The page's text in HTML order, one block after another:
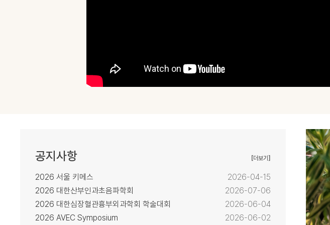
공지사항 [더보기]
2026 서울 키메스
2026-04-15
2026 대한산부인과초음파학회
2026-07-06
2026 대한심장혈관흉부외과학회 학술대회
2026-06-04
2026 AVEC Symposium
2026-06-02